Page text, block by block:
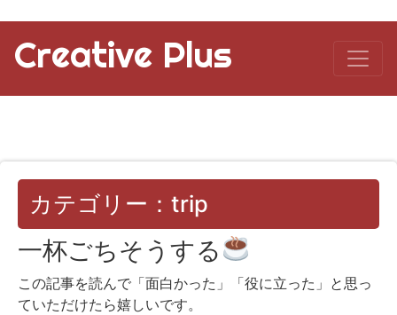
Creative Plus
カテゴリー：trip
一杯ごちそうする
この記事を読んで「面白かった」「役に立った」と思っ
ていただけたら嬉しいです。